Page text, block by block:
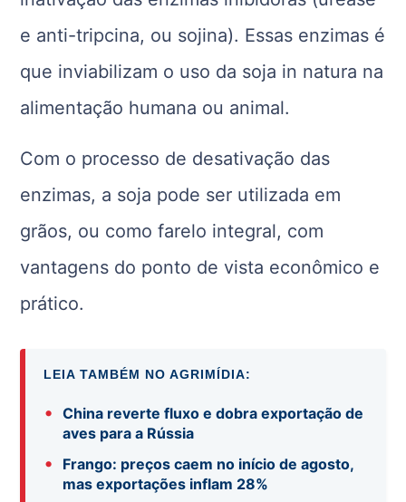
e anti-tripcina, ou sojina). Essas enzimas é
que inviabilizam o uso da soja in natura na
alimentação humana ou animal.
Com o processo de desativação das
enzimas, a soja pode ser utilizada em
grãos, ou como farelo integral, com
vantagens do ponto de vista econômico e
prático.
LEIA TAMBÉM NO AGRIMÍDIA:
•
China reverte fluxo e dobra exportação de
aves para a Rússia
•
Frango: preços caem no início de agosto,
mas exportações inflam 28%